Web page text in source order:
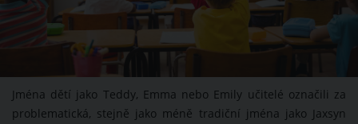
Jména dětí jako Teddy, Emma nebo Emily učitelé označili za
problematická, stejně jako méně tradiční jména jako Jaxsyn